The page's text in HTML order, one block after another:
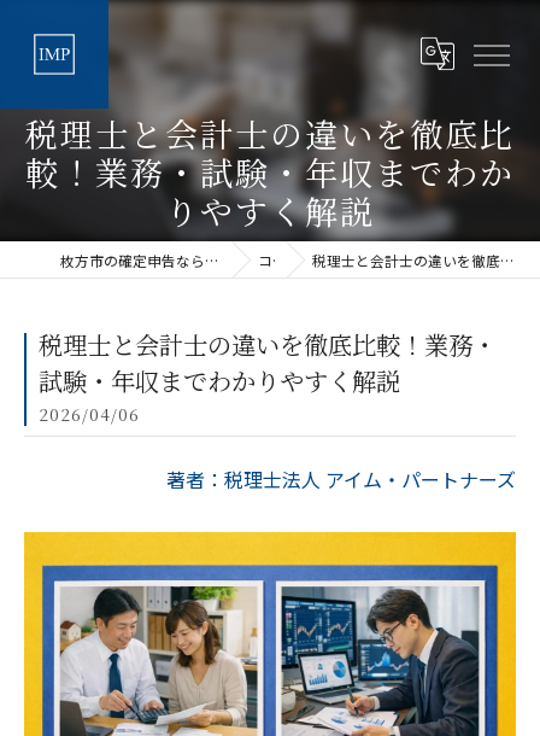
税理士と会計士の違いを徹底比
較！業務・試験・年収までわか
りやすく解説
枚方市の確定申告なら丁寧な税理士法人アイムパートナーズ コラム 税理士と会計士の違いを徹底比較！業務・試験・年収までわかりやすく解説
税理士と会計士の違いを徹底比較！業務・
試験・年収までわかりやすく解説
2026/04/06
著者：税理士法人 アイム・パートナーズ